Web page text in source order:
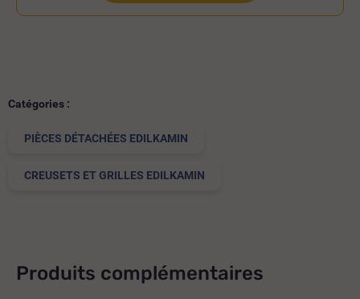
Catégories :
PIÈCES DÉTACHÉES EDILKAMIN
CREUSETS ET GRILLES EDILKAMIN
Produits complémentaires